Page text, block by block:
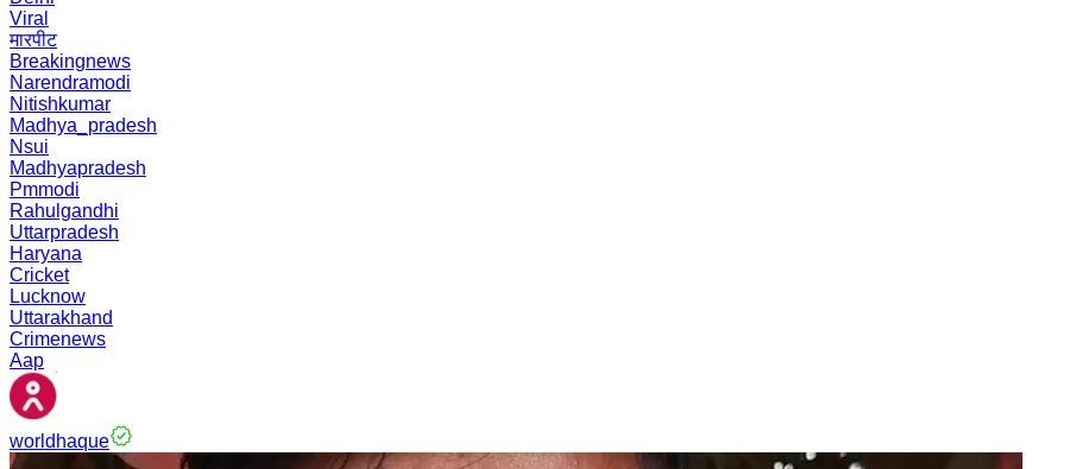
Viral
मारपीट
Breakingnews
Narendramodi
Nitishkumar
Madhya_pradesh
Nsui
Madhyapradesh
Pmmodi
Rahulgandhi
Uttarpradesh
Haryana
Cricket
Lucknow
Uttarakhand
Crimenews
Aap
worldhaque